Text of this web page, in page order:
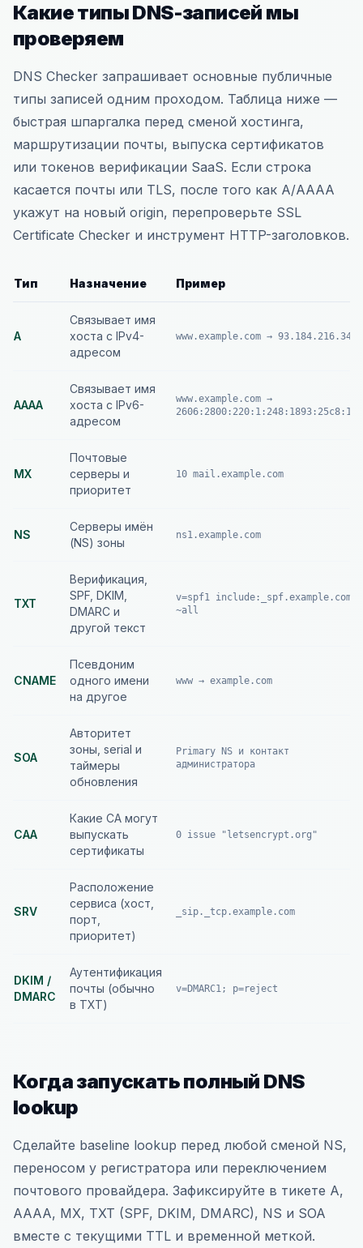
Какие типы DNS-записей мы
проверяем
DNS Checker запрашивает основные публичные
типы записей одним проходом. Таблица ниже —
быстрая шпаргалка перед сменой хостинга,
маршрутизации почты, выпуска сертификатов
или токенов верификации SaaS. Если строка
касается почты или TLS, после того как A/AAAA
укажут на новый origin, перепроверьте SSL
Certificate Checker и инструмент HTTP-заголовков.
Тип Назначение Пример
A
Связывает имя
хоста с IPv4-
адресом
www.example.com → 93.184.216.34
AAAA
Связывает имя
хоста с IPv6-
адресом
www.example.com →
MX
Почтовые
серверы и
приоритет
10 mail.example.com
NS
Серверы имён
(NS) зоны
ns1.example.com
TXT
Верификация,
SPF, DKIM,
DMARC и
другой текст
v=spf1 include:_spf.example.com
~all
CNAME
Псевдоним
одного имени
на другое
www → example.com
SOA
Авторитет
зоны, serial и
таймеры
обновления
Primary NS и контакт
администратора
CAA
Какие CA могут
выпускать
сертификаты
0 issue "letsencrypt.org"
SRV
Расположение
сервиса (хост,
порт,
приоритет)
_sip._tcp.example.com
DKIM /
DMARC
Аутентификация
почты (обычно
в TXT)
v=DMARC1; p=reject
Когда запускать полный DNS
lookup
Сделайте baseline lookup перед любой сменой NS,
переносом у регистратора или переключением
почтового провайдера. Зафиксируйте в тикете A,
AAAA, MX, TXT (SPF, DKIM, DMARC), NS и SOA
вместе с текущими TTL и временной меткой.